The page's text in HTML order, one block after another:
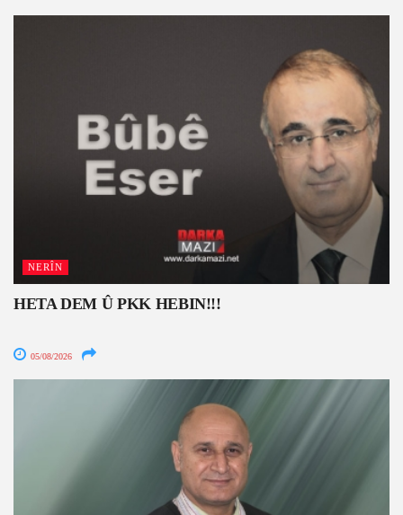
NERÎN
HETA DEM Û PKK HEBIN!!!
05/08/2026